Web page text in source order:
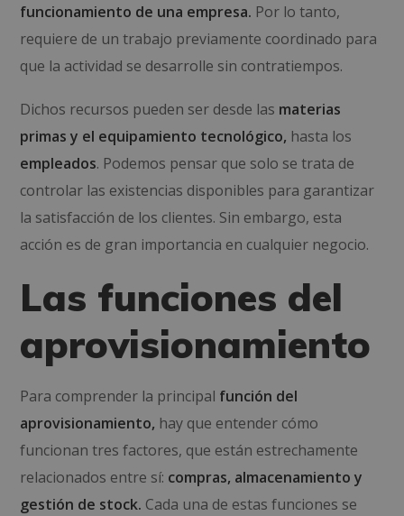
funcionamiento de una empresa. Por lo tanto,
requiere de un trabajo previamente coordinado para
que la actividad se desarrolle sin contratiempos.
Dichos recursos pueden ser desde las materias
primas y el equipamiento tecnológico, hasta los
empleados. Podemos pensar que solo se trata de
controlar las existencias disponibles para garantizar
la satisfacción de los clientes. Sin embargo, esta
acción es de gran importancia en cualquier negocio.
Las funciones del
aprovisionamiento
Para comprender la principal función del
aprovisionamiento, hay que entender cómo
funcionan tres factores, que están estrechamente
relacionados entre sí: compras, almacenamiento y
gestión de stock. Cada una de estas funciones se